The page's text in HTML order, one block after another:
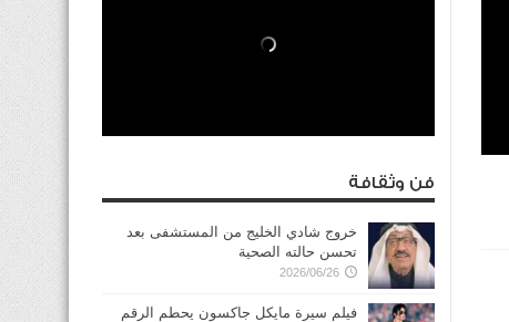
فن وثقافة
خروج شادي الخليج من المستشفى بعد
تحسن حالته الصحية
2026/06/26
فيلم سيرة مايكل جاكسون يحطم الرقم